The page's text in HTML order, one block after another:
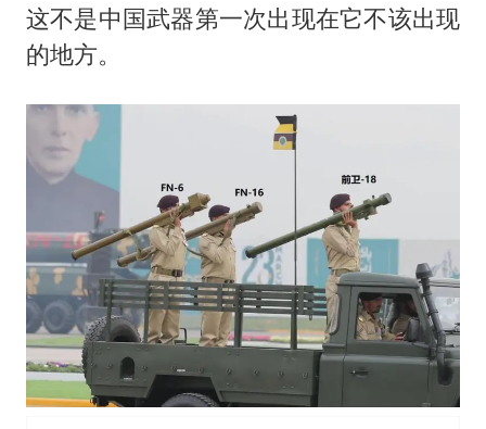
这不是中国武器第一次出现在它不该出现
的地方。